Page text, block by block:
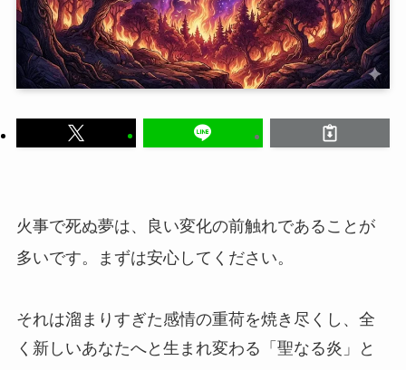
火事で死ぬ夢は、良い変化の前触れであることが
多いです。まずは安心してください。
それは溜まりすぎた感情の重荷を焼き尽くし、全
く新しいあなたへと生まれ変わる「聖なる炎」と